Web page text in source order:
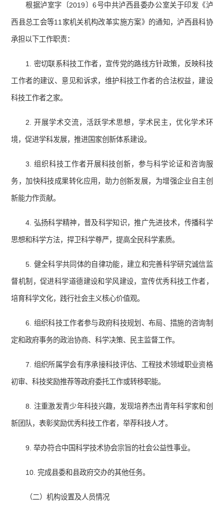
根据泸室字〔2019〕6号中共泸西县委办公室关于印发《泸
西县总工会等11家机关机构改革实施方案》的通知，泸西县科协
承担以下工作职责：
1. 密切联系科技工作者，宣传党的路线方针政策，反映科技
工作者的建议、意见和诉求，维护科技工作者的合法权益，建设
科技工作者之家。
2. 开展学术交流，活跃学术思想，学术民主，优化学术环
境，促进学科发展，推进国家创新体系建设。
3. 组织科技工作者开展科技创新，参与科学论证和咨询服
务，加快科技成果转化应用，助力创新发展，为增强企业自主创
新能力作贡献。
4. 弘扬科学精神，普及科学知识，推广先进技术，传播科学
思想和科学方法，捍卫科学尊严，提高全民科学素质。
5. 健全科学共同体的自律功能，建立和完善科学研究诚信监
督机制，促进科学道德建设和学风建设，宣传优秀科技工作者，
培育科学文化，践行社会主义核心价值观。
6. 组织科技工作者参与政府科技规划、布局、措施的咨询制
定和政府事务的政治协商、科学决策、民主监督工作。
7. 组织所属学会有序承接科技评估、工程技术领域职业资格
初审、科技奖励推荐等政府委托工作或转移职能。
8. 注重激发青少年科技兴趣，发现培养杰出青年科学家和创
新团队，表彰奖励优秀科技工作者，举荐科技人才。
9. 举办符合中国科学技术协会宗旨的社会公益性事业。
10. 完成县委和县政府交办的其他任务。
（二）机构设置及人员情况